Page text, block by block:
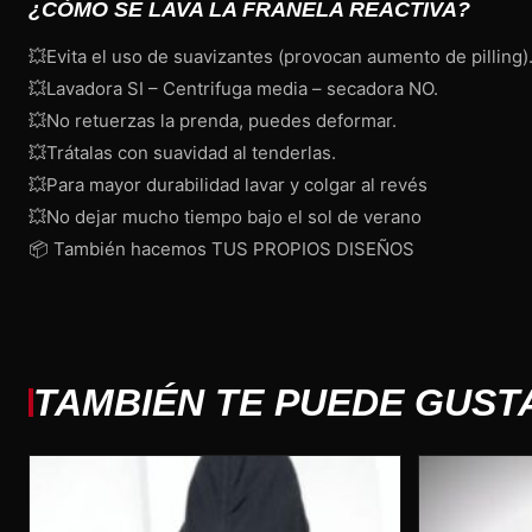
¿CÓMO SE LAVA LA FRANELA REACTIVA?
💥Evita el uso de suavizantes (provocan aumento de pilling).
💥Lavadora SI – Centrifuga media – secadora NO.
💥No retuerzas la prenda, puedes deformar.
💥Trátalas con suavidad al tenderlas.
💥Para mayor durabilidad lavar y colgar al revés
💥No dejar mucho tiempo bajo el sol de verano
📦 También hacemos TUS PROPIOS DISEÑOS
TAMBIÉN TE PUEDE